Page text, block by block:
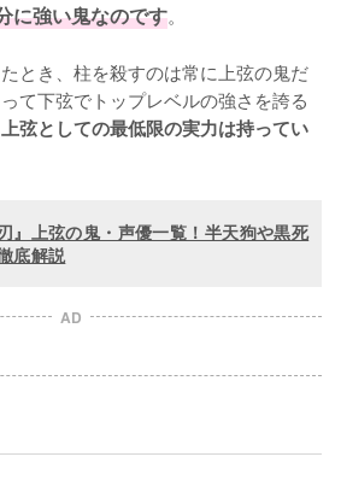
に強い鬼なのです。
とき、柱を殺すのは常に上弦の鬼だ
て下弦でトップレベルの強さを誇る
上弦としての最低限の実力は持ってい
』上弦の鬼・声優一覧！半天狗や黒死
底解説
AD